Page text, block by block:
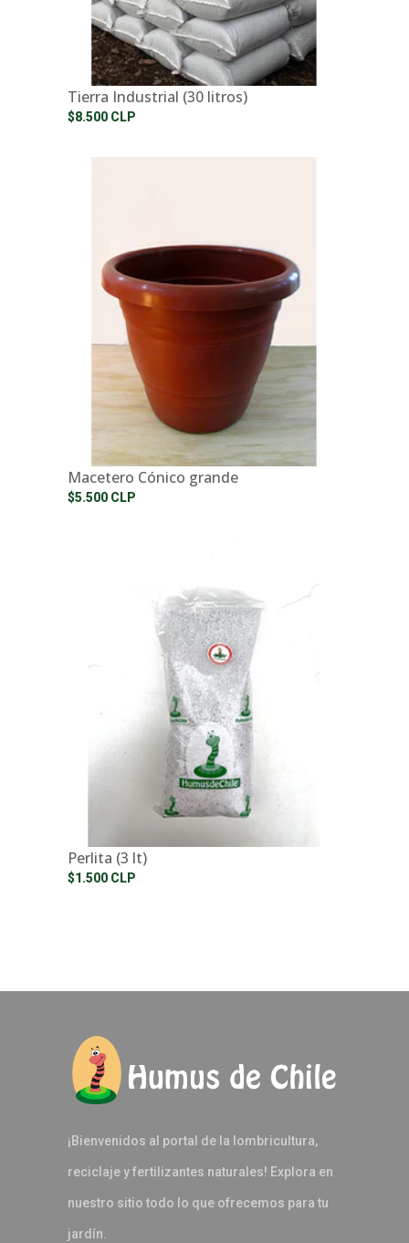
Tierra Industrial (30 litros)
$8.500 CLP
Macetero Cónico grande
$5.500 CLP
Perlita (3 lt)
$1.500 CLP
¡Bienvenidos al portal de la lombricultura,
reciclaje y fertilizantes naturales! Explora en
nuestro sitio todo lo que ofrecemos para tu
jardín.